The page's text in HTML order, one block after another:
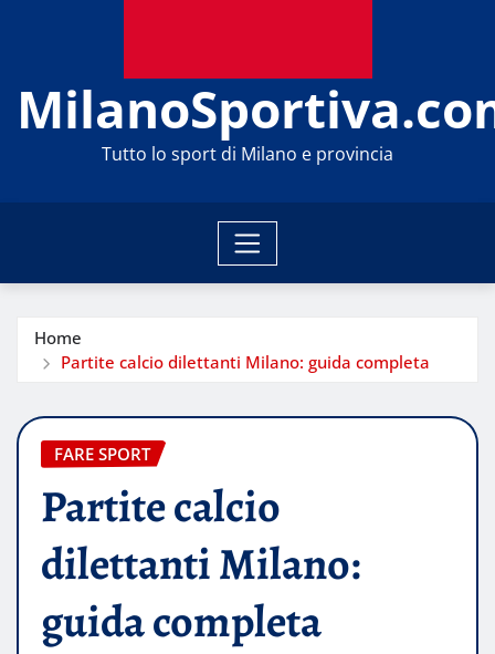
Tutto lo sport di Milano e provincia
Home
Partite calcio dilettanti Milano: guida completa
FARE SPORT
Partite calcio
dilettanti Milano:
guida completa